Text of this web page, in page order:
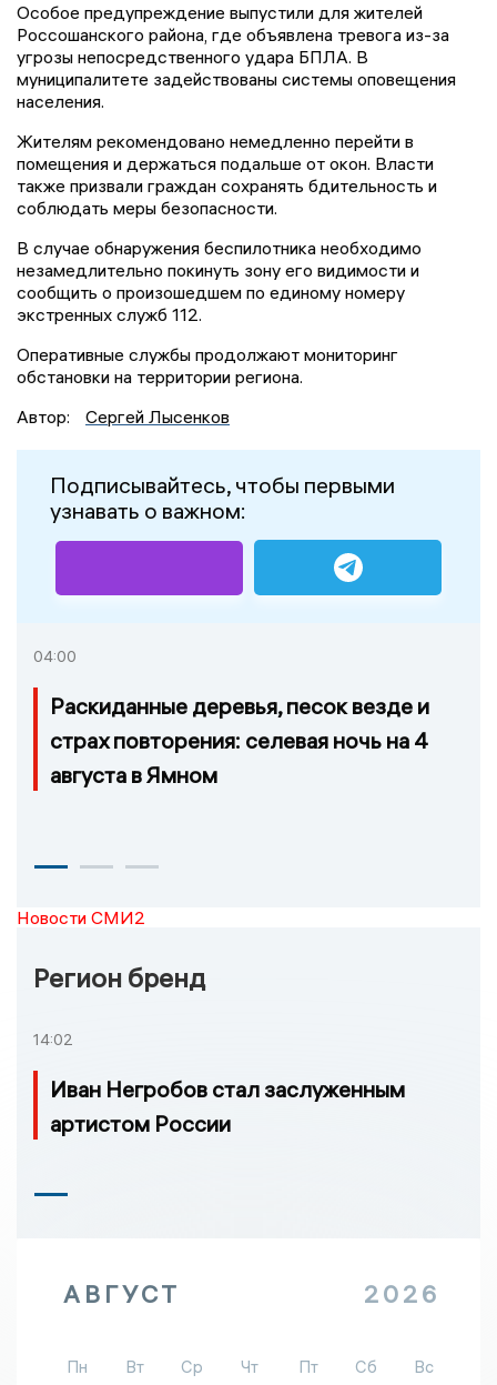
Особое предупреждение выпустили для жителей
Россошанского района, где объявлена тревога из-за
угрозы непосредственного удара БПЛА. В
муниципалитете задействованы системы оповещения
населения.
Жителям рекомендовано немедленно перейти в
помещения и держаться подальше от окон. Власти
также призвали граждан сохранять бдительность и
соблюдать меры безопасности.
В случае обнаружения беспилотника необходимо
незамедлительно покинуть зону его видимости и
сообщить о произошедшем по единому номеру
экстренных служб 112.
Оперативные службы продолжают мониторинг
обстановки на территории региона.
Автор:
Сергей Лысенков
Подписывайтесь, чтобы первыми
узнавать о важном:
04:00
Раскиданные деревья, песок везде и
страх повторения: селевая ночь на 4
августа в Ямном
Новости СМИ2
Регион бренд
14:02
Иван Негробов стал заслуженным
артистом России
АВГУСТ 2026
Пн Вт Ср Чт Пт Сб Вс